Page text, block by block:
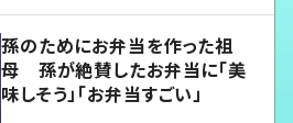
孫のためにお弁当を作った祖
母 孫が絶賛したお弁当に「美
味しそう」「お弁当すごい」